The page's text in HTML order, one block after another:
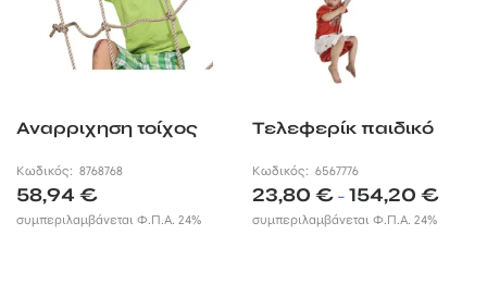
Αναρριχηση τοίχος
Κωδικός: 8768768
58,94 €
συμπεριλαμβάνεται Φ.Π.Α. 24%
Τελεφερίκ παιδικό
Κωδικός:6567776
23,80€ – 154,20€
συμπεριλαμβάνεται Φ.Π.Α. 24%